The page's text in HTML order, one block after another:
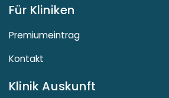
Für Kliniken
Premiumeintrag
Kontakt
Klinik Auskunft